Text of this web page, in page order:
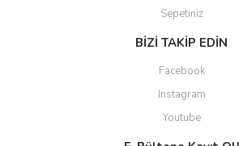
Sepetiniz
BİZİ TAKİP EDİN
Facebook
Instagram
Youtube